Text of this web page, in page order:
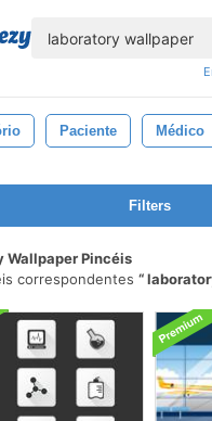
Paciente Médico
Filters
Wallpaper Pincéis
correspondentes